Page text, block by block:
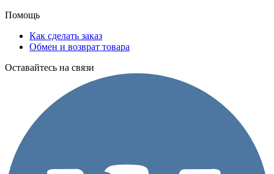
Помощь
Как сделать заказ
Обмен и возврат товара
Оставайтесь на связи